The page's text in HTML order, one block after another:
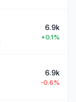
6.9k
+0.1%
6.9k
-0.6%